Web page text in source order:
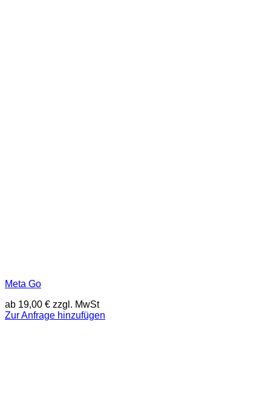
Meta Go
ab 19,00 € zzgl. MwSt
Zur Anfrage hinzufügen